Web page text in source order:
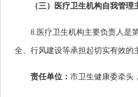
（三）医疗卫生机构自我管
8.医疗卫生机构主要负责人是
全、行风建设等承担起切实有效的
责任单位： 市卫生健康委牵头